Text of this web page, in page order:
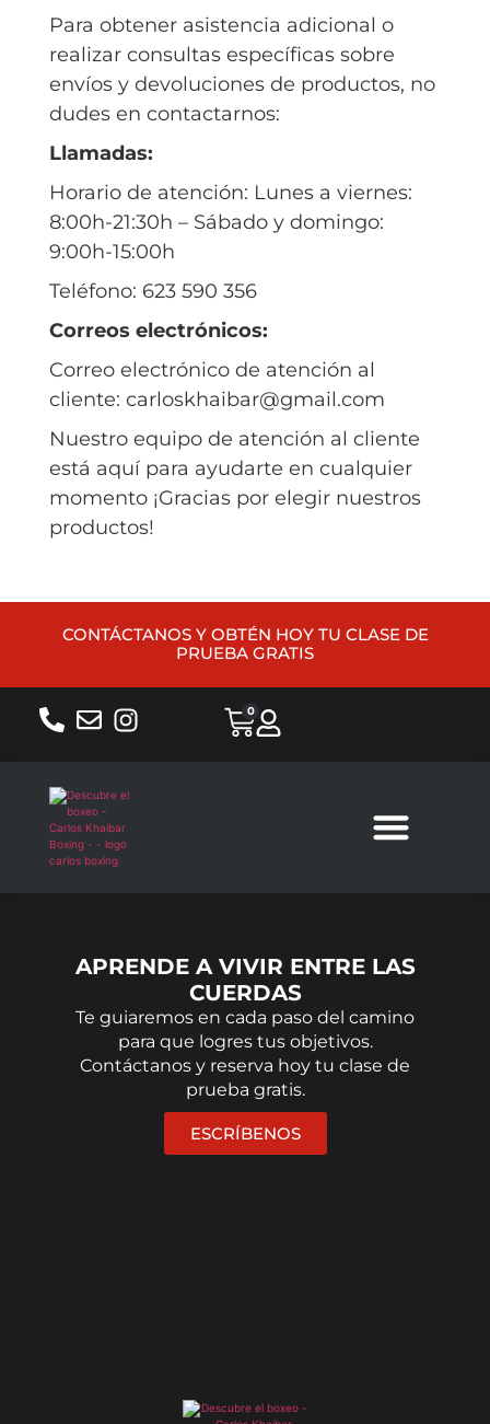
Para obtener asistencia adicional o
realizar consultas específicas sobre
envíos y devoluciones de productos, no
dudes en contactarnos:
Llamadas:
Horario de atención: Lunes a viernes:
8:00h-21:30h – Sábado y domingo:
9:00h-15:00h
Teléfono: 623 590 356
Correos electrónicos:
Correo electrónico de atención al
cliente: carloskhaibar@gmail.com
Nuestro equipo de atención al cliente
está aquí para ayudarte en cualquier
momento ¡Gracias por elegir nuestros
productos!
CONTÁCTANOS Y OBTÉN HOY TU CLASE DE
PRUEBA GRATIS
0
APRENDE A VIVIR ENTRE LAS
CUERDAS
Te guiaremos en cada paso del camino
para que logres tus objetivos.
Contáctanos y reserva hoy tu clase de
prueba gratis.
ESCRÍBENOS